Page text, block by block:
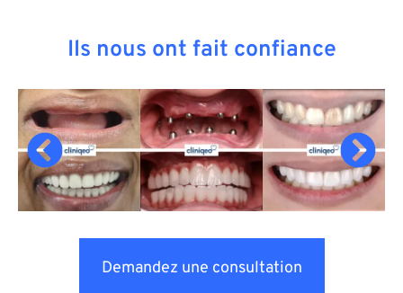
Ils nous ont fait confiance
Demandez une consultation